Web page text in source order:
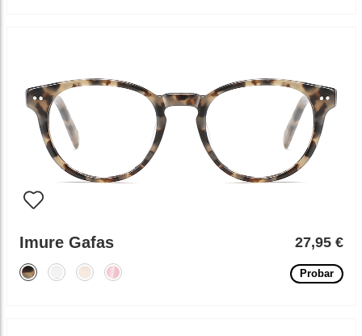
Imure Gafas 27,95 €
Probar